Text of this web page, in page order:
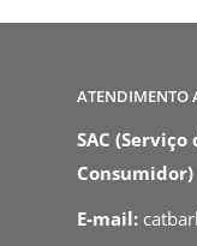
ATENDIMENTO
SAC
Consumidor)
E-mail: